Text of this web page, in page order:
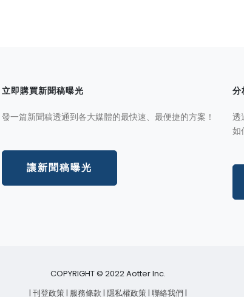
立即購買新聞稿曝光
發一篇新聞稿透通到各大媒體的最快速、最便捷的方案！
讓新聞稿曝光
分
透
如
COPYRIGHT © 2022 Aotter Inc.
| 刊登政策| 服務條款 | 隱私權政策| 聯絡我們 |